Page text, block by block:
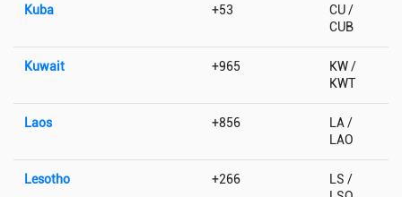
Kuba +53
CU /
CUB
Kuwait +965
KW /
KWT
Laos +856
LA /
LAO
Lesotho +266
LS /